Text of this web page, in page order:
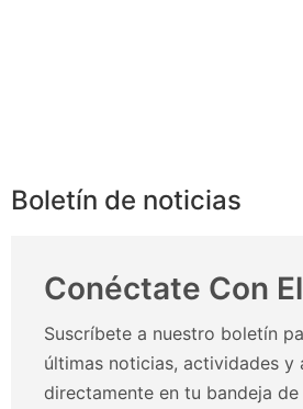
Boletín de noticias
Conéctate Con
Suscríbete a nuestro boletín
últimas noticias, actividades y
directamente en tu bandeja de